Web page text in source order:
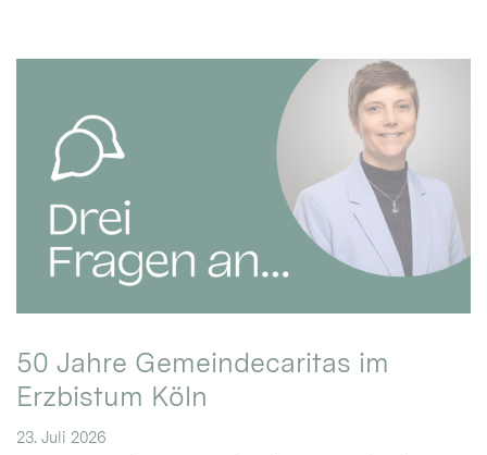
50 Jahre Gemeindecaritas im
Erzbistum Köln
23. Juli 2026